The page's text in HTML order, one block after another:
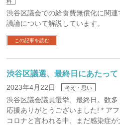
渋谷区議会での給食費無償化に関連
議論について解説しています。
この記事を読む
渋谷区議選、最終日にあたって
2023年4月22日 考え・思い
渋谷区議会議員選挙、最終日。数多
応援ありがとうございました! * ア
コロナと言われる中、まだ感染症が